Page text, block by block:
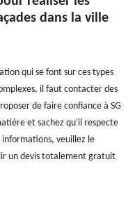
dans la ville
qui se font sur ces types
il faut contacter des
de faire confiance à SG
et sachez qu'il respecte
informations, veuillez le
un devis totalement gratuit